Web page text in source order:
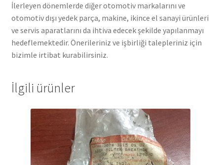
İlerleyen dönemlerde diğer otomotiv markalarını ve
otomotiv dışı yedek parça, makine, ikince el sanayi ürünleri
ve servis aparatlarını da ihtiva edecek şekilde yapılanmayı
hedeflemektedir. Önerileriniz ve işbirliği talepleriniz için
bizimle irtibat kurabilirsiniz.
İlgili ürünler